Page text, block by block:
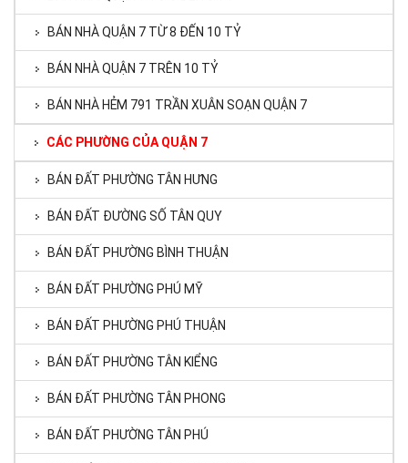
BÁN NHÀ QUẬN 7 TỪ 8 ĐẾN 10 TỶ
BÁN NHÀ QUẬN 7 TRÊN 10 TỶ
BÁN NHÀ HẺM 791 TRẦN XUÂN SOẠN QUẬN 7
CÁC PHƯỜNG CỦA QUẬN 7
BÁN ĐẤT PHƯỜNG TÂN HƯNG
BÁN ĐẤT ĐƯỜNG SỐ TÂN QUY
BÁN ĐẤT PHƯỜNG BÌNH THUẬN
BÁN ĐẤT PHƯỜNG PHÚ MỸ
BÁN ĐẤT PHƯỜNG PHÚ THUẬN
BÁN ĐẤT PHƯỜNG TÂN KIỂNG
BÁN ĐẤT PHƯỜNG TÂN PHONG
BÁN ĐẤT PHƯỜNG TÂN PHÚ